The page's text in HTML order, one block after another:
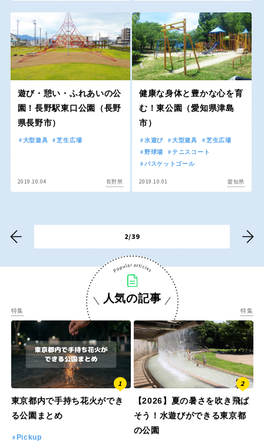
香川 愛媛
高知
九州・沖縄
福岡 佐賀
鹿児島 沖縄
特徴で探す
遊び・憩い・ふれあいの公
園！長野駅東口公園（長野
県長野市）
大型遊具 芝生広場
2019.10.04 長野県
健康な身体と豊かな心を育
む！東公園（愛知県津島
市）
水遊び 大型遊具
芝生広場
野球場
テニスコート
バスケットゴール
2019.10.01 愛知県
2/39
人気の記事
特集
東京都内で手持ち花火ができ
る公園まとめ
Pickup
特集
【2026】夏の暑さを吹き飛ば
そう！水遊びができる東京都
の公園